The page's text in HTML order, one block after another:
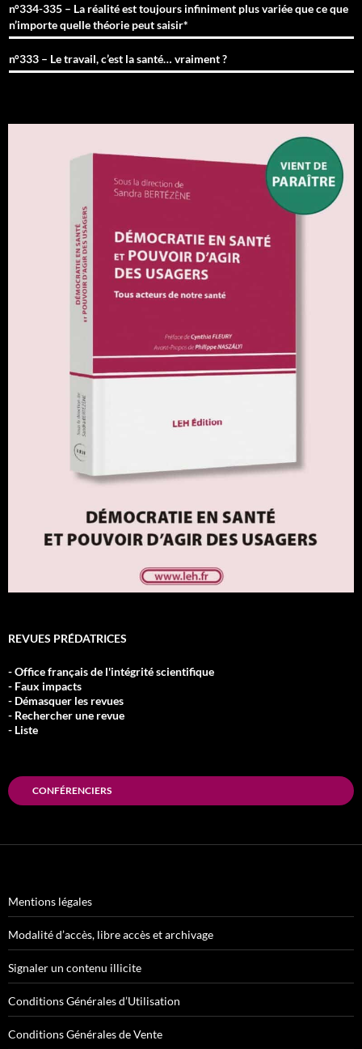
n°334-335 – La réalité est toujours infiniment plus variée que ce que
n’importe quelle théorie peut saisir*
n°333 – Le travail, c’est la santé… vraiment ?
REVUES PRÉDATRICES
- Office français de l'intégrité scientifique
- Faux impacts
- Démasquer les revues
- Rechercher une revue
- Liste
CONFÉRENCIERS
Mentions légales
Modalité d’accès, libre accès et archivage
Signaler un contenu illicite
Conditions Générales d’Utilisation
Conditions Générales de Vente